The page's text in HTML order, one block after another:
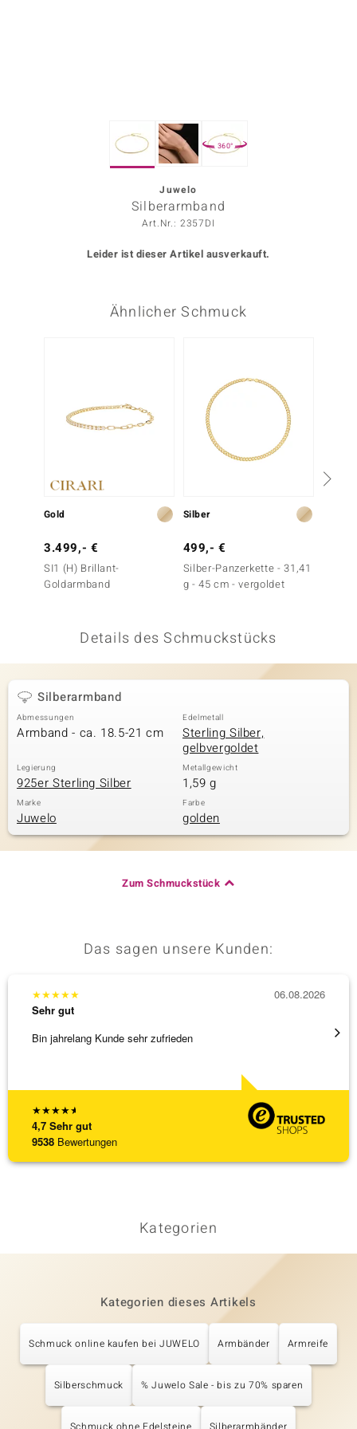
Collection
BY DE MELO
Classics
360°
Juwelo
Silberarmband
Art.Nr.: 2357DI
Leider ist dieser Artikel ausverkauft.
Ähnlicher Schmuck
Gold
3.499,- €
SI1 (H) Brillant-
Goldarmband
Silber
499,- €
Silber-Panzerkette - 31,41
g - 45 cm - vergoldet
Details des Schmuckstücks
Silberarmband
Abmessungen
Armband - ca. 18.5-21 cm
Edelmetall
Sterling Silber,
gelbvergoldet
Legierung
925er Sterling Silber
Metallgewicht
1,59 g
Marke
Juwelo
Farbe
golden
Zum Schmuckstück
Das sagen unsere Kunden:
★★★★★
4,7 Sehr gut
9538 Bewertungen
★★★★★
Sehr gut
Bin jahrelang Kunde sehr zufrieden
06.08.2026
Kategorien
Kategorien dieses Artikels
Schmuck online kaufen bei JUWELO Armbänder Armreife
Silberschmuck % Juwelo Sale - bis zu 70% sparen